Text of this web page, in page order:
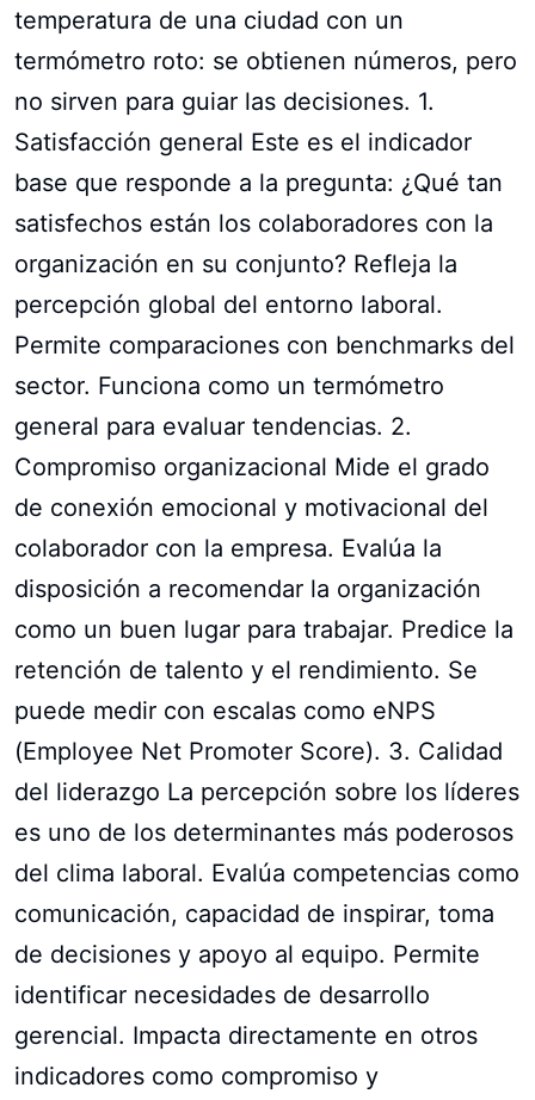
temperatura de una ciudad con un
termómetro roto: se obtienen números, pero
no sirven para guiar las decisiones. 1.
Satisfacción general Este es el indicador
base que responde a la pregunta: ¿Qué tan
satisfechos están los colaboradores con la
organización en su conjunto? Refleja la
percepción global del entorno laboral.
Permite comparaciones con benchmarks del
sector. Funciona como un termómetro
general para evaluar tendencias. 2.
Compromiso organizacional Mide el grado
de conexión emocional y motivacional del
colaborador con la empresa. Evalúa la
disposición a recomendar la organización
como un buen lugar para trabajar. Predice la
retención de talento y el rendimiento. Se
puede medir con escalas como eNPS
(Employee Net Promoter Score). 3. Calidad
del liderazgo La percepción sobre los líderes
es uno de los determinantes más poderosos
del clima laboral. Evalúa competencias como
comunicación, capacidad de inspirar, toma
de decisiones y apoyo al equipo. Permite
identificar necesidades de desarrollo
gerencial. Impacta directamente en otros
indicadores como compromiso y